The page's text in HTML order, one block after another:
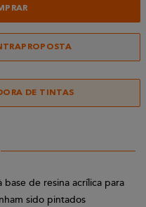
DE TINTAS
base de resina acrílica para
sido pintados